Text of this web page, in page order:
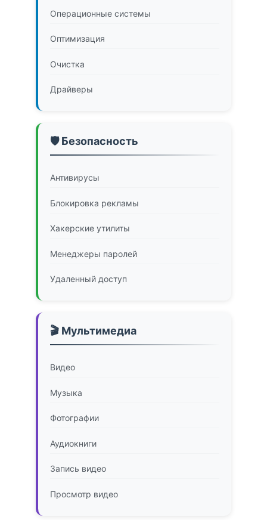
Операционные системы
Оптимизация
Очистка
Драйверы
🛡️ Безопасность
Антивирусы
Блокировка рекламы
Хакерские утилиты
Менеджеры паролей
Удаленный доступ
🎬 Мультимедиа
Видео
Музыка
Фотографии
Аудиокниги
Запись видео
Просмотр видео